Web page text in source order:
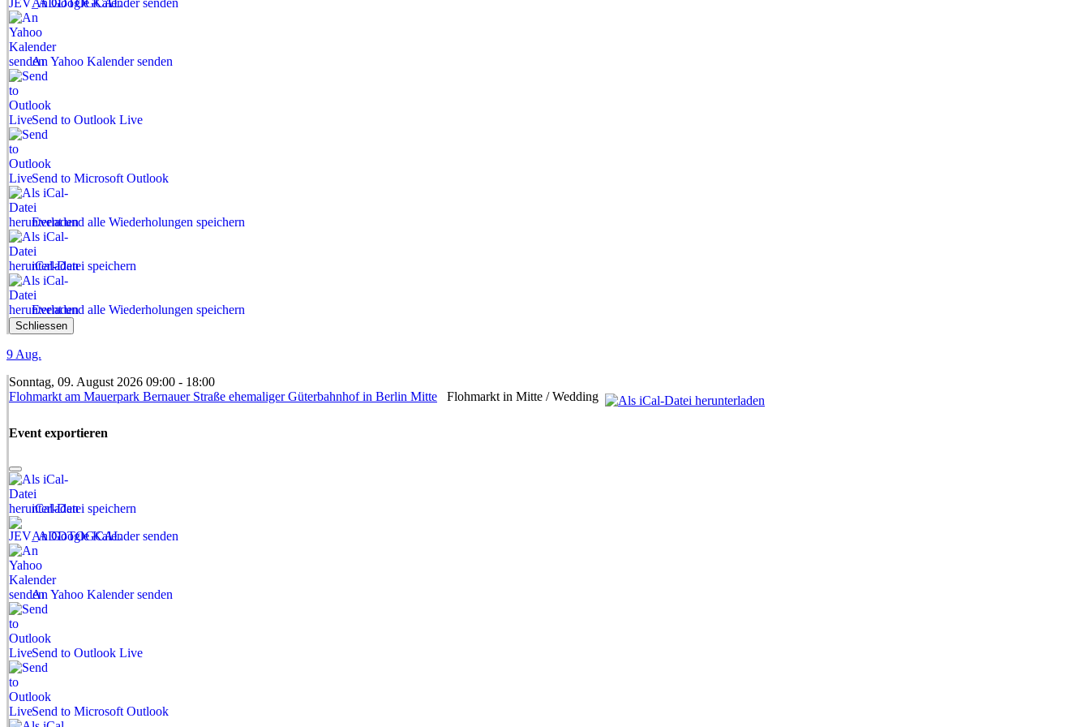
An Google Kalender senden
An Yahoo Kalender senden
Send to Outlook Live
Send to Microsoft Outlook
Event und alle Wiederholungen speichern
iCal-Datei speichern
Event und alle Wiederholungen speichern
Schliessen
9 Aug.
Sonntag, 09. August 2026 09:00 - 18:00
Flohmarkt am Mauerpark Bernauer Straße ehemaliger Güterbahnhof in Berlin Mitte Flohmarkt in Mitte / Wedding
Event exportieren
iCal-Datei speichern
An Google Kalender senden
An Yahoo Kalender senden
Send to Outlook Live
Send to Microsoft Outlook